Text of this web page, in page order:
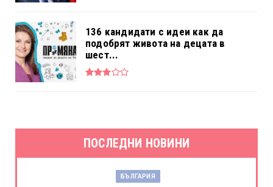
136 кандидати с идеи как да
подобрят живота на децата в
шест...
ПОСЛЕДНИ НОВИНИ
БЪЛГАРИЯ